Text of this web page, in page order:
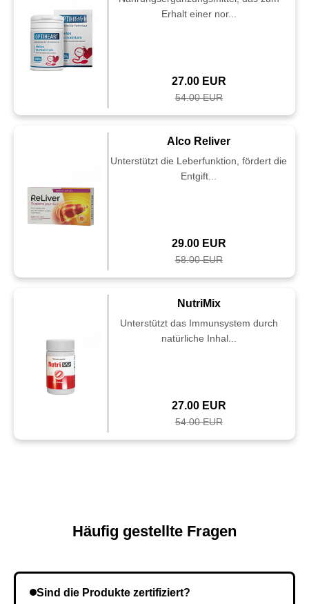
Erhalt einer nor...
27.00 EUR
54.00 EUR
Alco Reliver
Unterstützt die Leberfunktion, fördert die
Entgift...
29.00 EUR
58.00 EUR
NutriMix
Unterstützt das Immunsystem durch
natürliche Inhal...
27.00 EUR
54.00 EUR
Häufig gestellte Fragen
Sind die Produkte zertifiziert?